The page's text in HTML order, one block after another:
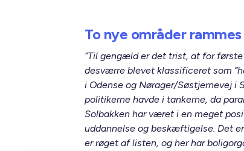
To nye områder
”Til gengæld er det trist, at for
desværre blevet klassificeret som
i Odense og Nørager/Søstjernevej i
politikerne havde i tankerne, da
Solbakken har været i en meget
uddannelse og beskæftigelse. Det
er røget af listen, og her har